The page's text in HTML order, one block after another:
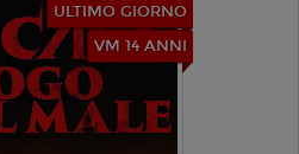
ULTIMO GIORNO
VM 14 ANNI